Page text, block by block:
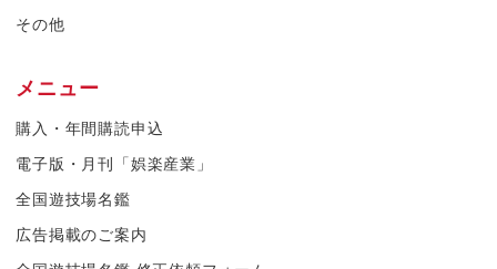
その他
メニュー
購入・年間購読申込
電子版・月刊「娯楽産業」
全国遊技場名鑑
広告掲載のご案内